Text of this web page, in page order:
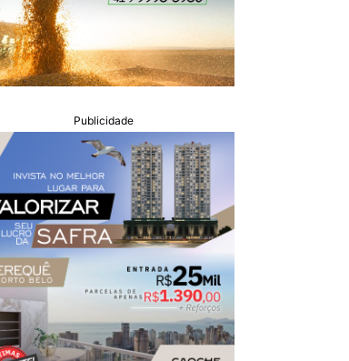
Publicidade